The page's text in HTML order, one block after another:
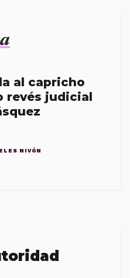
al capricho
revés judicial
NIVÓN